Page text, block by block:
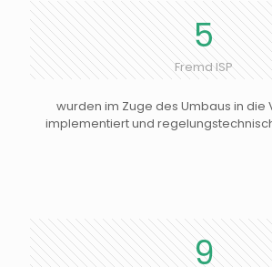
5
Fremd ISP
wurden im Zuge des Umbaus in die
implementiert und
9